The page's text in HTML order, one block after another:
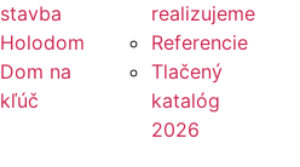
stavba
Holodom
Dom na
kľúč
realizujeme
Referencie
Tlačený
katalóg
2026